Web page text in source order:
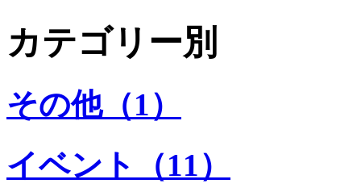
カテゴリー別
その他（1）
イベント（11）